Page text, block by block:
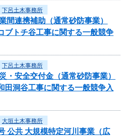
下呂土木事務所
間連携補助（通常砂防事業）
ブトチ谷工事に関する一般競争
下呂土木事務所
・安全交付金（通常砂防事業）
田洞谷工事に関する一般競争入
大垣土木事務所
公共 大規模特定河川事業（広